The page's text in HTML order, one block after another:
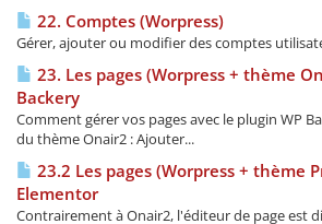
22. Comptes (Worpress)
Gérer, ajouter ou modifier des comptes
23. Les pages (Worpress + thème
Backery
Comment gérer vos pages avec le plugin WP
du thème Onair2 : Ajouter...
23.2 Les pages (Worpress + thème
Elementor
Contrairement à Onair2, l'éditeur de page est